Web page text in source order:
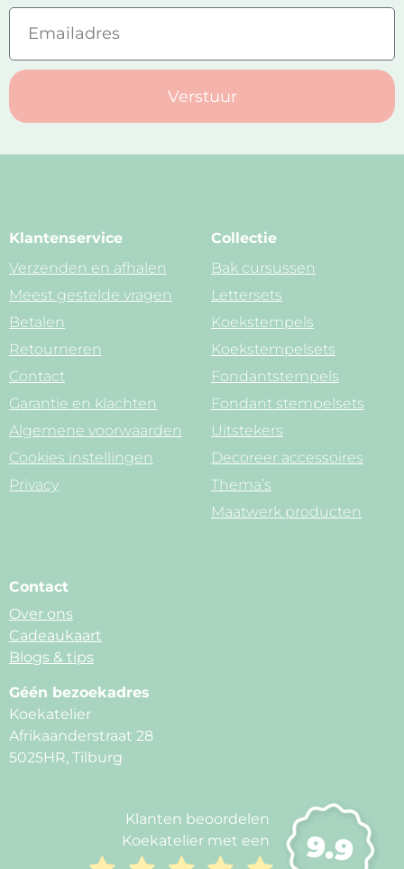
Verstuur
Klantenservice
Verzenden en afhalen
Meest gestelde vragen
Betalen
Retourneren
Contact
Garantie en klachten
Algemene voorwaarden
Cookies instellingen
Privacy
Collectie
Bak cursussen
Lettersets
Koekstempels
Koekstempelsets
Fondantstempels
Fondant stempelsets
Uitstekers
Decoreer accessoires
Thema’s
Maatwerk producten
Contact
Over ons
Cadeaukaart
Blogs & tips
Géén bezoekadres
Koekatelier
Afrikaanderstraat 28
5025HR, Tilburg
Klanten beoordelen
Koekatelier met een
9.9